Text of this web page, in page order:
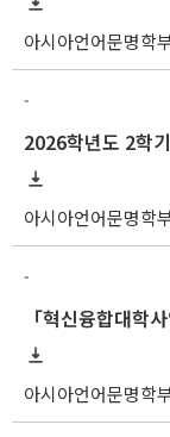
아시아언어문명학
-
2026학년도 2학
아시아언어문명학
-
아시아언어문명학